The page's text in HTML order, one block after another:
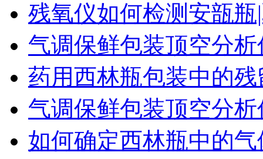
残氧仪如何检测安瓿
气调保鲜包装顶空分
药用西林瓶包装中的
气调保鲜包装顶空分
如何确定西林瓶中的